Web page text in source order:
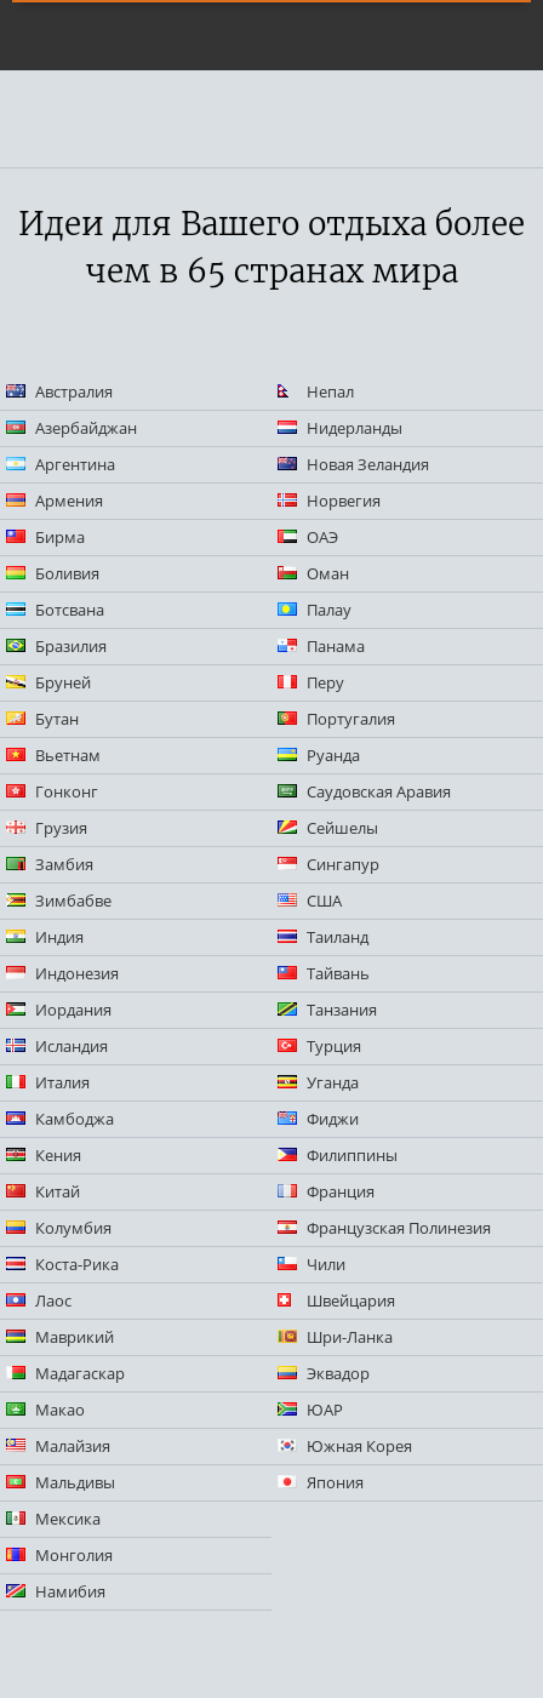
Идеи для Вашего отдыха более
чем в 65 странах мира
Австралия
Азербайджан
Аргентина
Армения
Бирма
Боливия
Ботсвана
Бразилия
Бруней
Бутан
Вьетнам
Гонконг
Грузия
Замбия
Зимбабве
Индия
Индонезия
Иордания
Исландия
Италия
Камбоджа
Кения
Китай
Колумбия
Коста-Рика
Лаос
Маврикий
Мадагаскар
Макао
Малайзия
Мальдивы
Мексика
Монголия
Намибия
Непал
Нидерланды
Новая Зеландия
Норвегия
ОАЭ
Оман
Палау
Панама
Перу
Португалия
Руанда
Саудовская Аравия
Сейшелы
Сингапур
США
Таиланд
Тайвань
Танзания
Турция
Уганда
Фиджи
Филиппины
Франция
Французская Полинезия
Чили
Швейцария
Шри-Ланка
Эквадор
ЮАР
Южная Корея
Япония